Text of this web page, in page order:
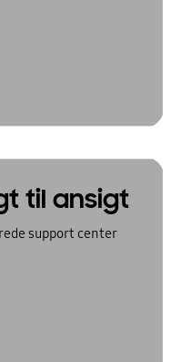
til ansigt
support center